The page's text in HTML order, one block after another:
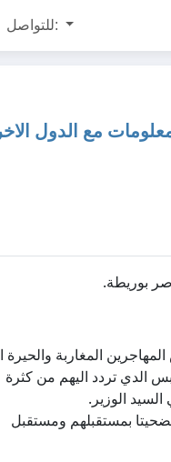
للتواصل:
مع الدول
بوريطة.
المغاربة والحيرة
الدي تردد اليهم من كثرة
دالك علي السيد
بمستقبلهم ومستقبل